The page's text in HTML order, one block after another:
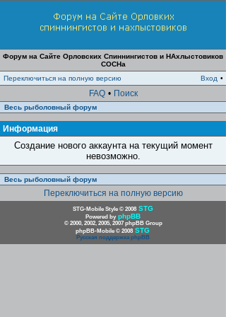
Форум на Сайте Орловских Спиннингистов и НАхлыстовиков
СОСНа
Переключиться на полную версию
Вход •
FAQ • Поиск
Весь рыболовный форум
Информация
Создание нового аккаунта на текущий момент
невозможно.
Весь рыболовный форум
Переключиться на полную версию
STG-Mobile Style © 2008 STG
Powered by phpBB
© 2000, 2002, 2005, 2007 phpBB Group
phpBB-Mobile © 2008 STG
Русская поддержка phpBB